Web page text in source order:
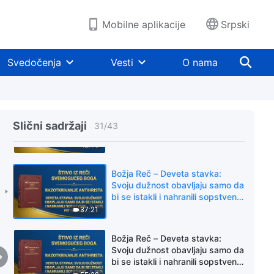
Mobilne aplikacije Srpski
Svedočenja Vesti O nama
Slični sadržaji 31/43
a ne istini niti Bogu (2. deo)
(Sedmi odeljak)
42:15
Svoju dužnost obavljaju samo da
bi se istakli i nahranili sopstvene
interese i ambicije; interese
zamenu za ličnu slavu (1. deo)
(Četvrti odeljak)
37:21
Božja Reč – Deveta stavka:
Svoju dužnost obavljaju samo da
bi se istakli i nahranili sopstvene
zamenu za ličnu slavu (1. deo)
(Peti odeljak)
Božja Reč – Deveta stavka:
Svoju dužnost obavljaju samo da
bi se istakli i nahranili sopstvene